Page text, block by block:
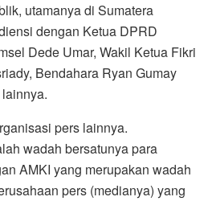
utamanya di Sumatera
dengan Ketua DPRD
Dede Umar, Wakil Ketua Fikri
Bendahara Ryan Gumay
pers lainnya.
wadah bersatunya para
AMKI yang merupakan wadah
pers (medianya) yang